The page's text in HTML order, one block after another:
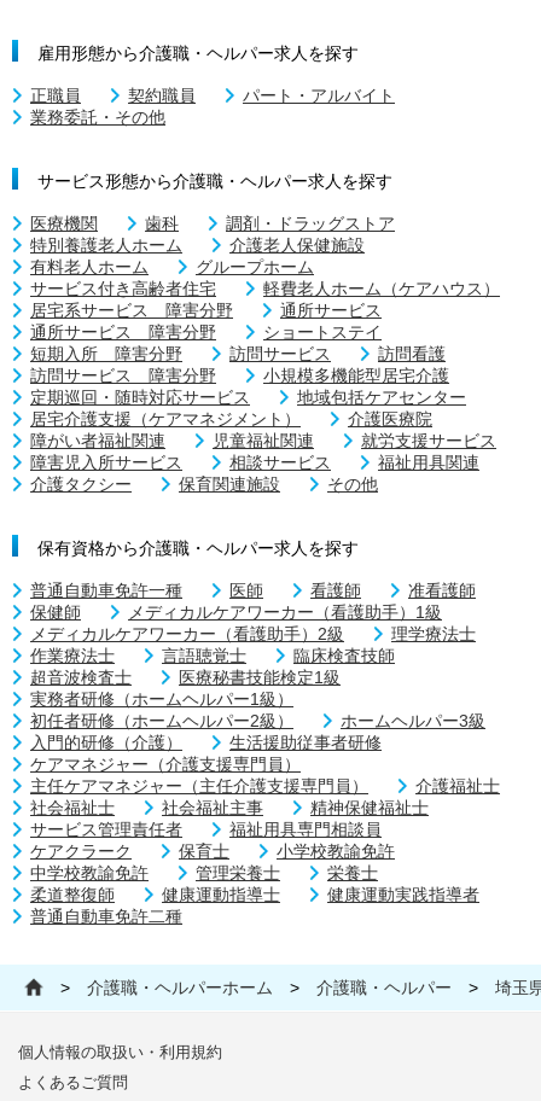
雇用形態から介護職・ヘルパー求人を探す
正職員 契約職員
パート・アルバイト
業務委託・その他
サービス形態から介護職・ヘルパー求人を探す
医療機関 歯科
調剤・ドラッグストア
特別養護老人ホーム
介護老人保健施設
有料老人ホーム
グループホーム
サービス付き高齢者住宅
軽費老人ホーム（ケアハウス）
居宅系サービス 障害分野
通所サービス
通所サービス 障害分野
ショートステイ
短期入所 障害分野
訪問サービス
訪問看護
訪問サービス 障害分野
小規模多機能型居宅介護
定期巡回・随時対応サービス
地域包括ケアセンター
居宅介護支援（ケアマネジメント）
介護医療院
障がい者福祉関連
児童福祉関連
就労支援サービス
障害児入所サービス
相談サービス
福祉用具関連
介護タクシー
保育関連施設 その他
保有資格から介護職・ヘルパー求人を探す
普通自動車免許一種 医師 看護師
准看護師
保健師
メディカルケアワーカー（看護助手）1級
メディカルケアワーカー（看護助手）2級
理学療法士
作業療法士
言語聴覚士
臨床検査技師
超音波検査士
医療秘書技能検定1級
実務者研修（ホームヘルパー1級）
初任者研修（ホームヘルパー2級）
ホームヘルパー3級
入門的研修（介護）
生活援助従事者研修
ケアマネジャー（介護支援専門員）
主任ケアマネジャー（主任介護支援専門員）
介護福祉士
社会福祉士
社会福祉主事
精神保健福祉士
サービス管理責任者
福祉用具専門相談員
ケアクラーク
保育士
小学校教諭免許
中学校教諭免許
管理栄養士
栄養士
柔道整復師
健康運動指導士
健康運動実践指導者
普通自動車免許二種
> 介護職・ヘルパーホーム > 介護職・ヘルパー > 埼玉
個人情報の取扱い・利用規約
よくあるご質問